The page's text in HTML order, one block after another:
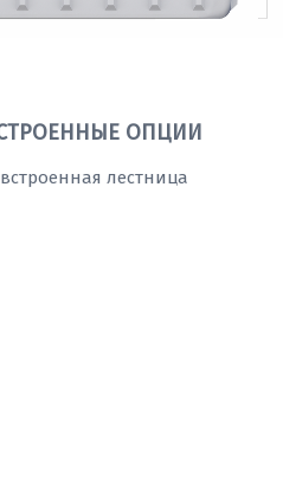
ОПЦИИ
встроенная лестница